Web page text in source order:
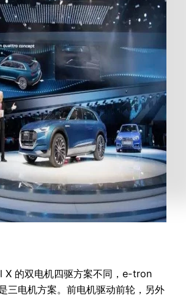
X 的双电机四驱方案不同，e-tron
三电机方案。前电机驱动前轮，另外